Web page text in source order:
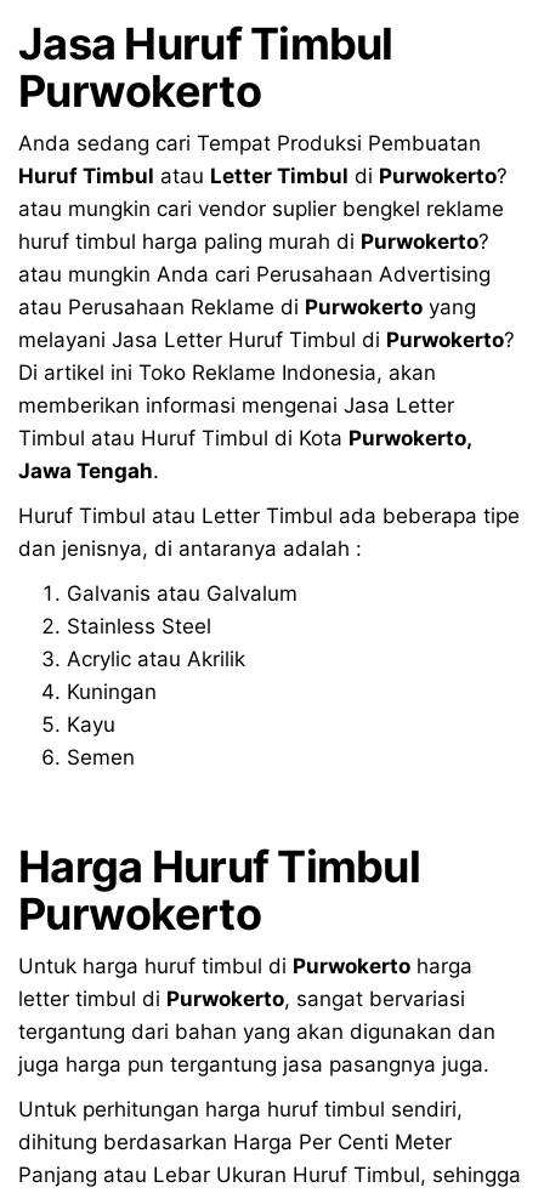
Jasa Huruf Timbul
Purwokerto
Anda sedang cari Tempat Produksi Pembuatan
Huruf Timbul atau Letter Timbul di Purwokerto?
atau mungkin cari vendor suplier bengkel reklame
huruf timbul harga paling murah di Purwokerto?
atau mungkin Anda cari Perusahaan Advertising
atau Perusahaan Reklame di Purwokerto yang
melayani Jasa Letter Huruf Timbul di Purwokerto?
Di artikel ini Toko Reklame Indonesia, akan
memberikan informasi mengenai Jasa Letter
Timbul atau Huruf Timbul di Kota Purwokerto,
Jawa Tengah.
Huruf Timbul atau Letter Timbul ada beberapa tipe
dan jenisnya, di antaranya adalah :
Galvanis atau Galvalum
Stainless Steel
Acrylic atau Akrilik
Kuningan
Kayu
Semen
Harga Huruf Timbul
Purwokerto
Untuk harga huruf timbul di Purwokerto harga
letter timbul di Purwokerto, sangat bervariasi
tergantung dari bahan yang akan digunakan dan
juga harga pun tergantung jasa pasangnya juga.
Untuk perhitungan harga huruf timbul sendiri,
dihitung berdasarkan Harga Per Centi Meter
Panjang atau Lebar Ukuran Huruf Timbul, sehingga